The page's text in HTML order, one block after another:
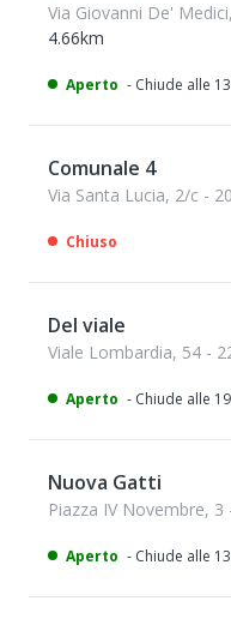
Via Giovanni De'
4.66km
Aperto - Chiude alle
Comunale 4
Via Santa Lucia, 2/c -
Chiuso
Del viale
Viale Lombardia, 54 -
Aperto - Chiude alle
Nuova Gatti
Piazza IV Novembre,
Aperto - Chiude alle